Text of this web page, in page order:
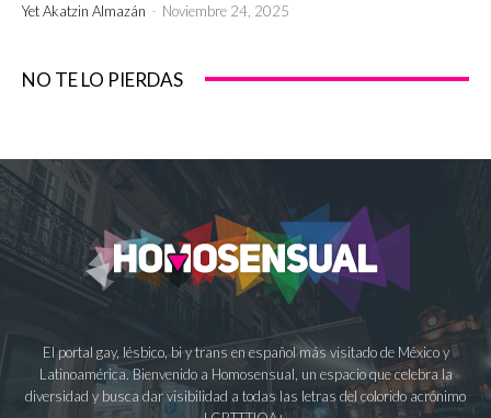
Yet Akatzin Almazán - Noviembre 24, 2025
NO TE LO PIERDAS
El portal gay, lésbico, bi y trans en español más visitado de México y
Latinoamérica. Bienvenido a Homosensual, un espacio que celebra la
diversidad y busca dar visibilidad a todas las letras del colorido acrónimo